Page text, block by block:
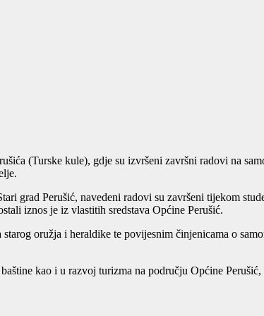
(Turske kule), gdje su izvršeni završni radovi na
grad Perušić, navedeni radovi su završeni tijekom
iznos je iz vlastitih sredstava Općine Perušić.
oružja i heraldike te povijesnim činjenicama o
kao i u razvoj turizma na području Općine